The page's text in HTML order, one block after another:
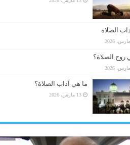
الصلاة
روح الصلاة؟
ما هي آداب الصلاة؟
13 مارس، 2026